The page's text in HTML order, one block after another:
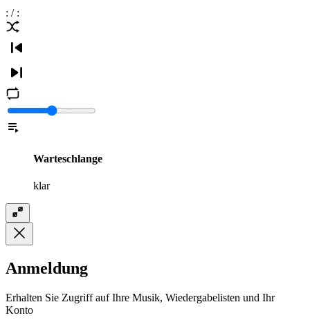
: / :
Warteschlange
klar
Anmeldung
Erhalten Sie Zugriff auf Ihre Musik, Wiedergabelisten und Ihr
Konto